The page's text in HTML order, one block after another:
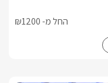
החל מ- ₪1200